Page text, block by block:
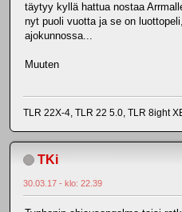
täytyy kyllä hattua nostaa
nyt puoli vuotta ja se on
ajokunnossa...
Muuten
TLR 22X-4, TLR 22 5.0, TLR 8ight
TKi
30.03.17 - klo: 22.39